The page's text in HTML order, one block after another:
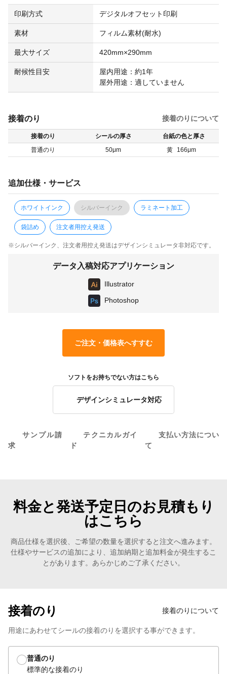
データ入稿対応アプリケーション
Illustrator
Photoshop
ご注文・価格表へすすむ
ソフトをお持ちでない方はこちら
デザインシミュレータ対応
印刷方式 デジタルオフセット印刷
素材 フィルム素材(耐水)
最大サイズ 420mm×290mm
耐候性目安
屋内用途：約1年
屋外用途：適していません
接着のり 接着のりについて
接着のり シールの厚さ
台紙の色と厚さ
普通のり
50μm 黄 166μm
追加仕様・サービス
ホワイトインク シルバーインク ラミネート加工
袋詰め 注文者用控え発送
※シルバーインク、注文者用控え発送はデザインシミュレータ非対応です。
サンプル請
求
テクニカルガイ
ド
支払い方法につい
て
料金と発送予定日のお見積もり
はこちら
商品仕様を選択後、ご希望の数量を選択すると注文へ進みます。
仕様やサービスの追加により、追加納期と追加料金が発生するこ
とがあります。あらかじめご了承ください。
接着のり 接着のりについて
用途にあわせてシールの接着のりを選択する事ができます。
普通のり
標準的な接着のり